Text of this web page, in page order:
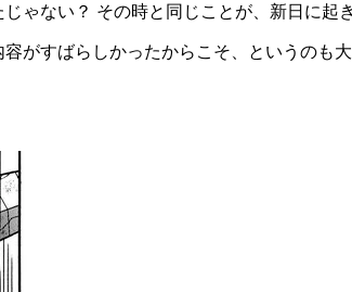
ない？ その時と同じことが、新日に起
がすばらしかったからこそ、というのも大